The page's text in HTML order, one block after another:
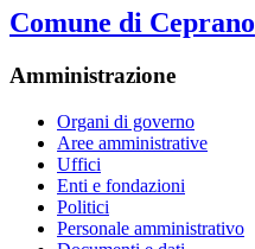
Comune di Ceprano
Amministrazione
Organi di governo
Aree amministrative
Uffici
Enti e fondazioni
Politici
Personale amministrativo